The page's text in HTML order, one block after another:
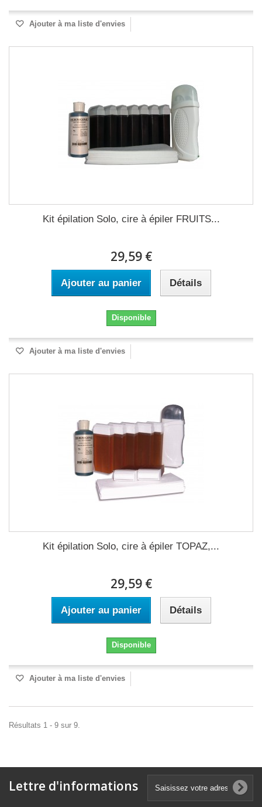
Ajouter à ma liste d'envies
Kit épilation Solo, cire à épiler FRUITS...
29,59 €
Ajouter au panier Détails
Disponible
Ajouter à ma liste d'envies
Kit épilation Solo, cire à épiler TOPAZ,...
29,59 €
Ajouter au panier Détails
Disponible
Ajouter à ma liste d'envies
Résultats 1 - 9 sur 9.
Lettre d'informations